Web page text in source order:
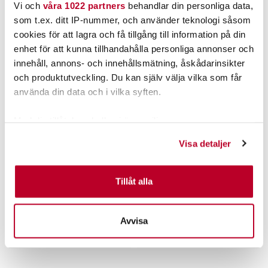
Vi och våra 1022 partners behandlar din personliga data,
som t.ex. ditt IP-nummer, och använder teknologi såsom
cookies för att lagra och få tillgång till information på din
enhet för att kunna tillhandahålla personliga annonser och
innehåll, annons- och innehållsmätning, åskådarinsikter
och produktutveckling. Du kan själv välja vilka som får
använda din data och i vilka syften.
Identifiera din enhet genom att aktivt skanna den för
specifika kännetecken (fingeravtryck)
Ta reda på mer om hur dina personliga uppgifter
Du kan ändra eller dra tillbaka ditt samtycke när som
helst från cookie-förklaringen.
Visa detaljer
Tillåt alla
Avvisa
3cm/4g
:
159,00 kr
RAPALA
5cm
125,00 kr
169,00 kr